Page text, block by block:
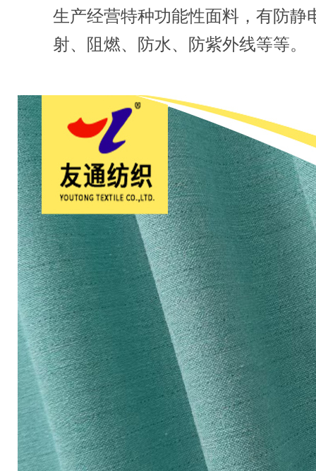
生产经营特种功能性面料，有防静
射、阻燃、防水、防紫外线等等。